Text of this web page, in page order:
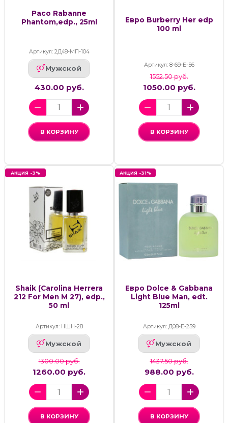
Paco Rabanne
Phantom,edp., 25ml
Артикул: 2Д48-МП-104
Мужской
430.00 руб.
В КОРЗИНУ
Евро Burberry Her edp
100 ml
Артикул: 8-69-Е-56
1552.50 руб.
1050.00 руб.
В КОРЗИНУ
АКЦИЯ -3%
Shaik (Carolina Herrera
212 For Men M 27), edp.,
50 ml
Артикул: НШН-28
Мужской
1300.00 руб.
1260.00 руб.
В КОРЗИНУ
АКЦИЯ -31%
Евро Dolce & Gabbana
Light Blue Man, edt.
125ml
Артикул: Д08-Е-259
Мужской
1437.50 руб.
988.00 руб.
В КОРЗИНУ